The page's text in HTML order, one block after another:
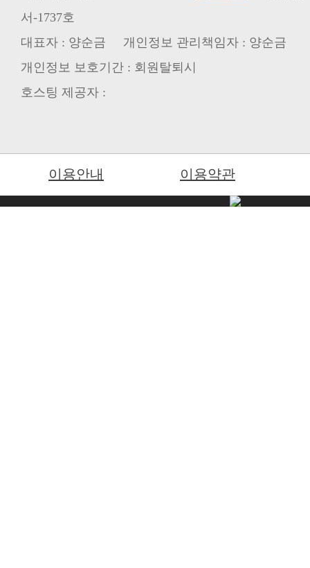
서-1737호
대표자 : 양순금 개인정보 관리책임자 : 양순금
개인정보 보호기간 : 회원탈퇴시
호스팅 제공자 :
이용안내 이용약관